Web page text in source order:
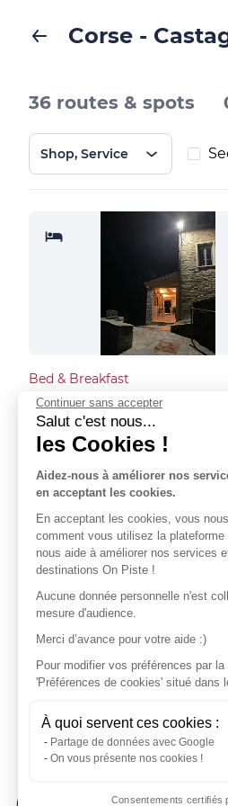
Corse -
36 routes & spots
Shop, Service
Bed & Breakfast
MAISON D’HÔTES LA
DILIGENCE
Verdèse
Bed & Breakfast
MAISON D’HÔTES
CASTELLU D’OREZZA
Carcheto-Brustico
Continuer sans accepter
Salut c'est nous...
les Cookies !
Aidez-nous à améliorer nos
en acceptant les cookies.
En acceptant les cookies, vous
comment vous utilisez la
nous aide à améliorer nos services
destinations On Piste !
Aucune donnée personnelle n'est
mesure d'audience.
Merci d’avance pour votre aide :)
Pour modifier vos préférences par
'Préférences de cookies' situé dans
À quoi servent ces cookies :
Partage de données avec Google
On vous présente nos cookies !
Consentements certifiés